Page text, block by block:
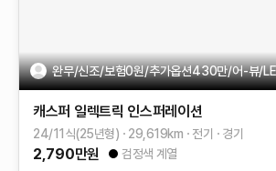
완무/신조/보험0원/추가옵션430만/어-뷰/LED램
캐스퍼 일렉트릭 인스퍼레이션
24/11식(25년형) 29,619km 전기 경기
2,790만원 검정색 계열